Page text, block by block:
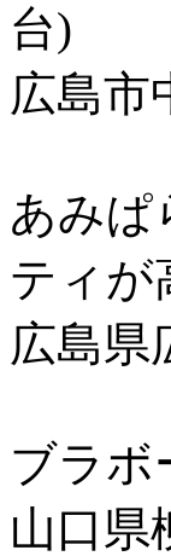
台)
広島市
あみぱ
ティが
広島県
ブラボ
山口県